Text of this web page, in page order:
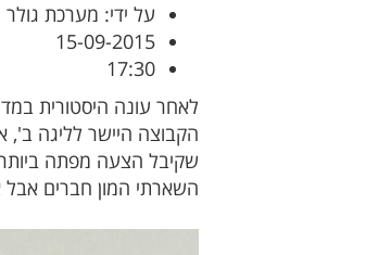
על ידי: מערכת גולר 1
15-09-2015
17:30
הקבוצה היישר לליגה ב',
שקיבל הצעה מפתה
השארתי המון חברים